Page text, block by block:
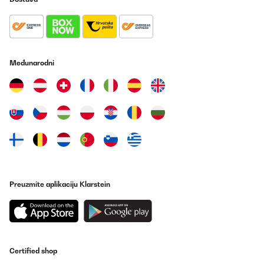
gibt eigentlich keinen Grund für eine Rückgabe. Aaaber die Firma
VEVOR bietet auf ihrer Homepage ihr "Elektrisches Brühsystem",
das Gleiche, welches auch AMAZON verkaufen möchte, an.
ihren Aufbau hin untersucht und es sind die selben Komponenten
Namen "KLARSTEIN" nahezu 100€ für einen Rohrkühler und das
Hopfensieb aus dem Fenster zu werfen. Schade eigentlich hätte
das Geld auch AMAZON verdienen können.
Prevedi
Olla compacta para cerveza, muy buena ya que está todo lo que
necesitas en la misma olla. Punto negativo: no puedes hacer
todos los litros que te permite la olla con su malta
Međunarodni
Preuzmite aplikaciju Klarstein
Certified shop